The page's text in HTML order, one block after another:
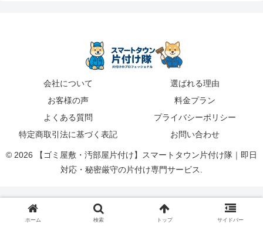
会社について
選ばれる理由
お客様の声
料金プラン
よくある質問
プライバシーポリシー
特定商取引法に基づく表記
お問い合わせ
© 2026 【ゴミ屋敷・汚部屋片付け】スマートタウン片付け隊｜即日
対応・秘密厳守の片付け専門サービス.
ホーム 検索 トップ サイドバー